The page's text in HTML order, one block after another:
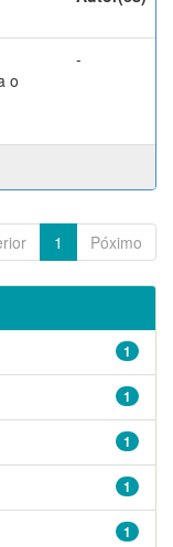
o
-
1 Póximo
1
1
1
1
1